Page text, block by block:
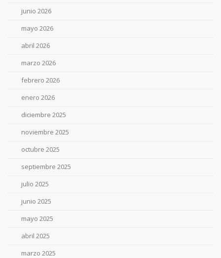
junio 2026
mayo 2026
abril 2026
marzo 2026
febrero 2026
enero 2026
diciembre 2025
noviembre 2025
octubre 2025
septiembre 2025
julio 2025
junio 2025
mayo 2025
abril 2025
marzo 2025